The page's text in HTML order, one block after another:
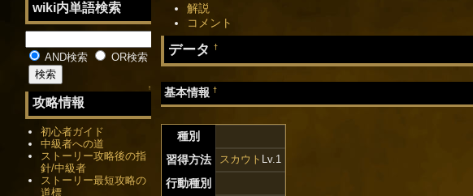
解説
コメント
データ †
基本情報 †
種別
習得方法
スカウト Lv.1
行動種別
wiki内単語検索
AND検索 OR検索
↑
攻略情報
初心者ガイド
中級者への道
ストーリー攻略後の指
針/中級者
ストーリー最短攻略の
道標